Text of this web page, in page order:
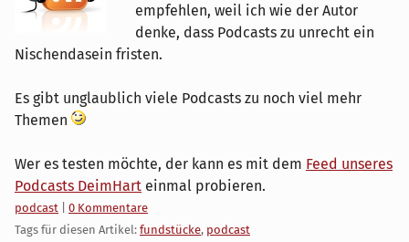
empfehlen, weil ich wie der Autor
denke, dass Podcasts zu unrecht ein
Nischendasein fristen.
Es gibt unglaublich viele Podcasts zu noch viel mehr
Themen
Wer es testen möchte, der kann es mit dem Feed unseres
Podcasts DeimHart einmal probieren.
Kategorien:
podcast
0 Kommentare
Tags für diesen Artikel: fundstücke, podcast